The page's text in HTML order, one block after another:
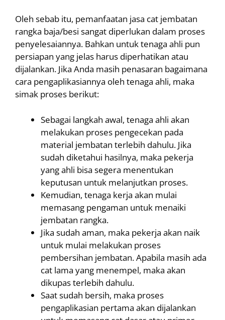
Oleh sebab itu, pemanfaatan jasa cat jembatan
rangka baja/besi sangat diperlukan dalam proses
penyelesaiannya. Bahkan untuk tenaga ahli pun
persiapan yang jelas harus diperhatikan atau
dijalankan. Jika Anda masih penasaran bagaimana
cara pengaplikasiannya oleh tenaga ahli, maka
simak proses berikut:
Sebagai langkah awal, tenaga ahli akan
melakukan proses pengecekan pada
material jembatan terlebih dahulu. Jika
sudah diketahui hasilnya, maka pekerja
yang ahli bisa segera menentukan
keputusan untuk melanjutkan proses.
Kemudian, tenaga kerja akan mulai
memasang pengaman untuk menaiki
jembatan rangka.
Jika sudah aman, maka pekerja akan naik
untuk mulai melakukan proses
pembersihan jembatan. Apabila masih ada
cat lama yang menempel, maka akan
dikupas terlebih dahulu.
Saat sudah bersih, maka proses
pengaplikasian pertama akan dijalankan